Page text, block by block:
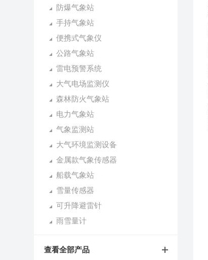
防爆气象站
手持气象站
便携式气象仪
公路气象站
雷电预警系统
大气电场监测仪
森林防火气象站
电力气象站
气象监测站
大气环境监测设备
金属款气象传感器
船载气象站
雪量传感器
可升降避雷针
雨雪量计
查看全部产品